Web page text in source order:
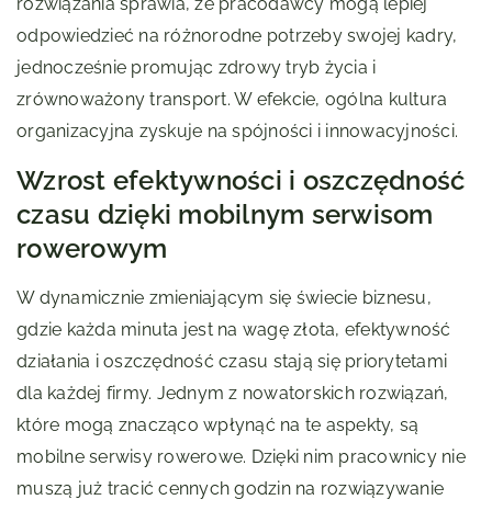
rozwiązania sprawia, że pracodawcy mogą lepiej
odpowiedzieć na różnorodne potrzeby swojej kadry,
jednocześnie promując zdrowy tryb życia i
zrównoważony transport. W efekcie, ogólna kultura
organizacyjna zyskuje na spójności i innowacyjności.
Wzrost efektywności i oszczędność
czasu dzięki mobilnym serwisom
rowerowym
W dynamicznie zmieniającym się świecie biznesu,
gdzie każda minuta jest na wagę złota, efektywność
działania i oszczędność czasu stają się priorytetami
dla każdej firmy. Jednym z nowatorskich rozwiązań,
które mogą znacząco wpłynąć na te aspekty, są
mobilne serwisy rowerowe. Dzięki nim pracownicy nie
muszą już tracić cennych godzin na rozwiązywanie